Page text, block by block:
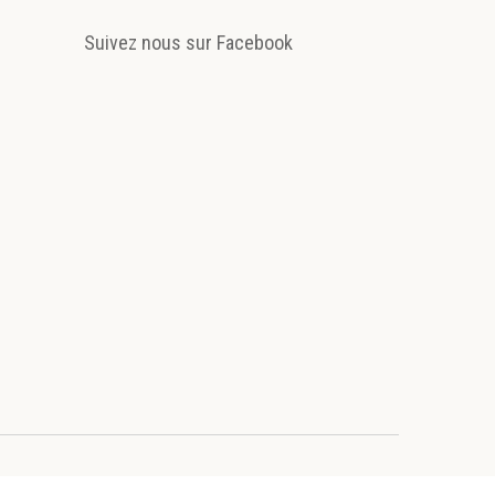
Suivez nous sur Facebook